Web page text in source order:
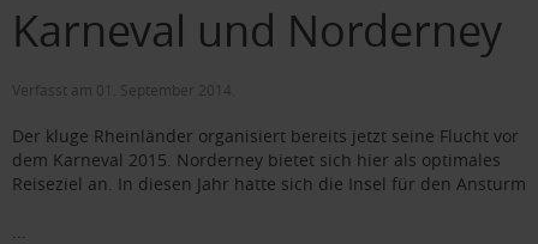
Karneval und Norderney
Verfasst am 01. September 2014
Der kluge Rheinländer organisiert bereits jetzt seine Flucht vor
dem Karneval 2015. Norderney bietet sich hier als optimales
Reiseziel an. In diesen Jahr hatte sich die Insel für den Ansturm
...